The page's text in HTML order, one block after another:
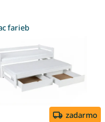
farieb
zadarmo